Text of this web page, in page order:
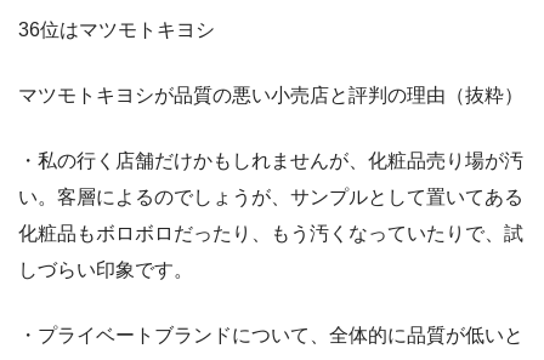
36位はマツモトキヨシ
マツモトキヨシが品質の悪い小売店と評判の理由（抜粋）
・私の行く店舗だけかもしれませんが、化粧品売り場が汚
い。客層によるのでしょうが、サンプルとして置いてある
化粧品もボロボロだったり、もう汚くなっていたりで、試
しづらい印象です。
・プライベートブランドについて、全体的に品質が低いと